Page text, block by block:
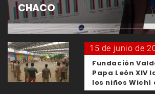
CHACO
15 de junio de
Fundación
Papa León XIV
los niños Wichí